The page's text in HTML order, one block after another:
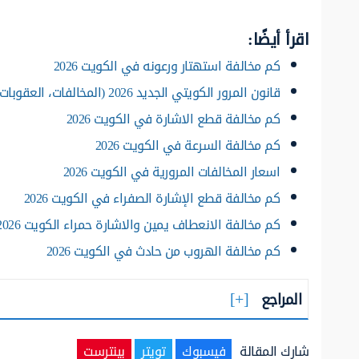
اقرأ أيضًا:
كم مخالفة استهتار ورعونه في الكويت 2026
قانون المرور الكويتي الجديد 2026 (المخالفات، العقوبات، عدد النقاط)
كم مخالفة قطع الاشارة في الكويت 2026
كم مخالفة السرعة في الكويت 2026
اسعار المخالفات المرورية في الكويت 2026
كم مخالفة قطع الإشارة الصفراء في الكويت 2026
كم مخالفة الانعطاف يمين والاشارة حمراء الكويت 2026
كم مخالفة الهروب من حادث في الكويت 2026
المراجع
شارك المقالة فيسبوك تويتر بينترست